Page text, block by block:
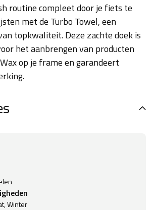
routine compleet door je fiets te
met de Turbo Towel, een
topkwaliteit. Deze zachte doek is
het aanbrengen van producten
op je frame en garandeert
Winter